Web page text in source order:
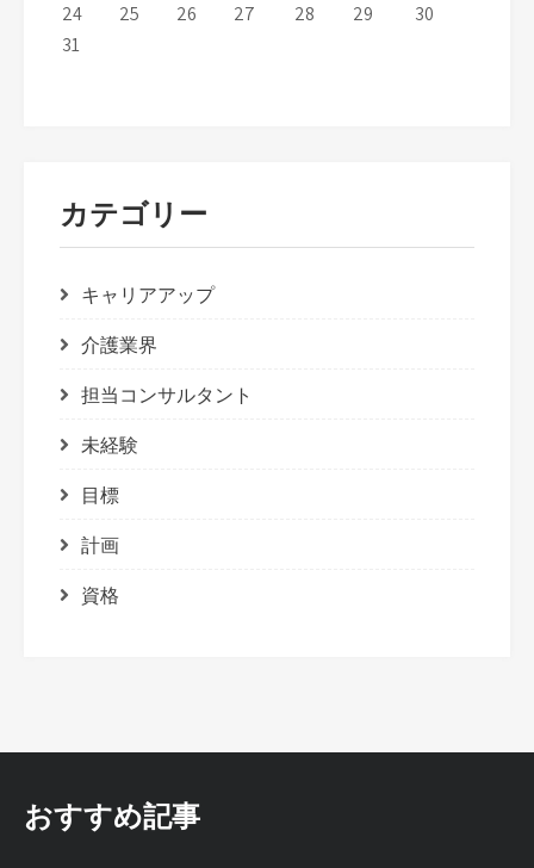
24
25 26 27 28 29
30
31
カテゴリー
キャリアアップ
介護業界
担当コンサルタント
未経験
目標
計画
資格
おすすめ記事